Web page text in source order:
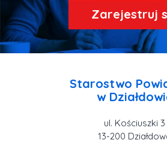
Zarejestruj
Starostwo
ul. Kościuszki 3